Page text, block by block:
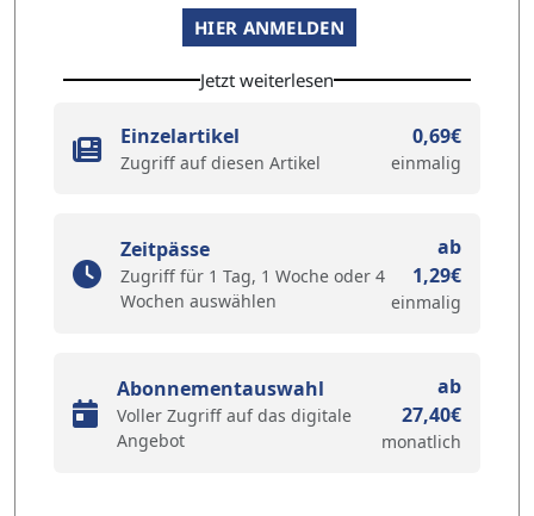
HIER ANMELDEN
Jetzt weiterlesen
Einzelartikel
Zugriff auf diesen Artikel
0,69€
einmalig
Zeitpässe
Zugriff für 1 Tag, 1 Woche oder 4
Wochen auswählen
ab
1,29€
einmalig
Abonnementauswahl
Voller Zugriff auf das digitale
Angebot
ab
27,40€
monatlich